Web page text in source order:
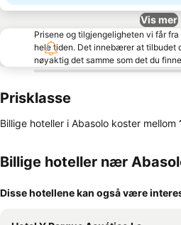
Vis mer
Prisene og tilgjengeligheten vi får
hele tiden. Det innebærer at tilbudet
nøyaktig det samme som det du
Prisklasse
Billige hoteller i Abasolo koster mellom
Billige hoteller nær
Disse hotellene kan også være